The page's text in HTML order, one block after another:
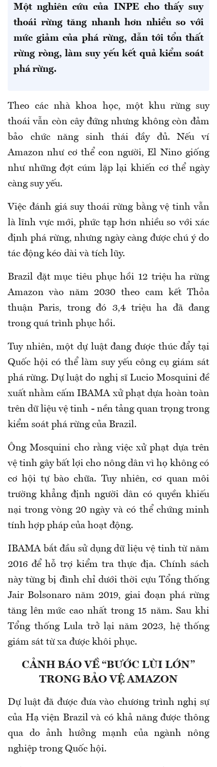
Một nghiên cứu của INPE cho thấy suy
thoái rừng tăng nhanh hơn nhiều so với
mức giảm của phá rừng, dẫn tới tổn thất
rừng ròng, làm suy yếu kết quả kiểm soát
phá rừng.
Theo các nhà khoa học, một khu rừng suy
thoái vẫn còn cây đứng nhưng không còn đảm
bảo chức năng sinh thái đầy đủ. Nếu ví
Amazon như cơ thể con người, El Nino giống
như những đợt cúm lặp lại khiến cơ thể ngày
càng suy yếu.
Việc đánh giá suy thoái rừng bằng vệ tinh vẫn
là lĩnh vực mới, phức tạp hơn nhiều so với xác
định phá rừng, nhưng ngày càng được chú ý do
tác động kéo dài và tích lũy.
Brazil đặt mục tiêu phục hồi 12 triệu ha rừng
Amazon vào năm 2030 theo cam kết Thỏa
thuận Paris, trong đó 3,4 triệu ha đã đang
trong quá trình phục hồi.
Tuy nhiên, một dự luật đang được thúc đẩy tại
Quốc hội có thể làm suy yếu công cụ giám sát
phá rừng. Dự luật do nghị sĩ Lucio Mosquini đề
xuất nhằm cấm IBAMA xử phạt dựa hoàn toàn
trên dữ liệu vệ tinh - nền tảng quan trọng trong
kiểm soát phá rừng của Brazil.
Ông Mosquini cho rằng việc xử phạt dựa trên
vệ tinh gây bất lợi cho nông dân vì họ không có
cơ hội tự bào chữa. Tuy nhiên, cơ quan môi
trường khẳng định người dân có quyền khiếu
nại trong vòng 20 ngày và có thể chứng minh
tính hợp pháp của hoạt động.
IBAMA bắt đầu sử dụng dữ liệu vệ tinh từ năm
2016 để hỗ trợ kiểm tra thực địa. Chính sách
này từng bị đình chỉ dưới thời cựu Tổng thống
Jair Bolsonaro năm 2019, giai đoạn phá rừng
tăng lên mức cao nhất trong 15 năm. Sau khi
Tổng thống Lula trở lại năm 2023, hệ thống
giám sát từ xa được khôi phục.
CẢNH BÁO VỀ “BƯỚC LÙI LỚN”
TRONG BẢO VỆ AMAZON
Dự luật đã được đưa vào chương trình nghị sự
của Hạ viện Brazil và có khả năng được thông
qua do ảnh hưởng mạnh của ngành nông
nghiệp trong Quốc hội.